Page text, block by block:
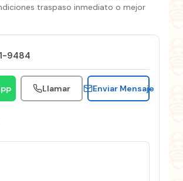
traspaso inmediato o mejor
9484
Llamar Enviar Mensaje